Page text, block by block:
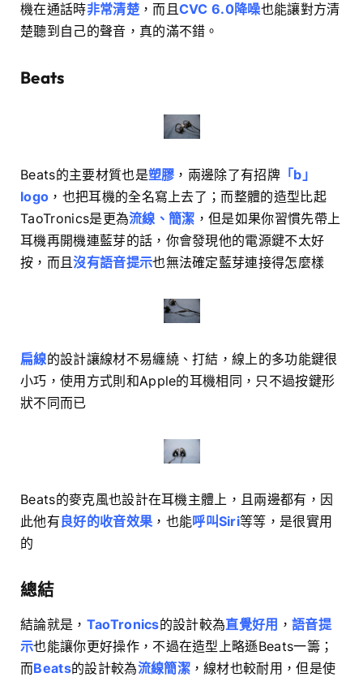
機在通話時非常清楚，而且CVC 6.0降噪也能讓對方清
楚聽到自己的聲音，真的滿不錯。
Beats
Beats的主要材質也是塑膠 ，兩邊除了有招牌 「b」
logo ，也把耳機的全名寫上去了；而整體的造型比起
TaoTronics是更為流線、簡潔 ，但是如果你習慣先帶上
耳機再開機連藍芽的話，你會發現他的電源鍵不太好
按，而且沒有語音提示也無法確定藍芽連接得怎麼樣
扁線的設計讓線材不易纏繞、打結，線上的多功能鍵很
小巧，使用方式則和Apple的耳機相同，只不過按鍵形
狀不同而已
Beats的麥克風也設計在耳機主體上，且兩邊都有，因
此他有良好的收音效果 ，也能呼叫Siri等等，是很實用
的
總結
結論就是， TaoTronics的設計較為直覺好用 ，語音提
示也能讓你更好操作，不過在造型上略遜Beats一籌；
而Beats的設計較為流線簡潔，線材也較耐用，但是使